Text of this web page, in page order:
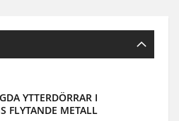
YTTERDÖRRAR I
FLYTANDE METALL